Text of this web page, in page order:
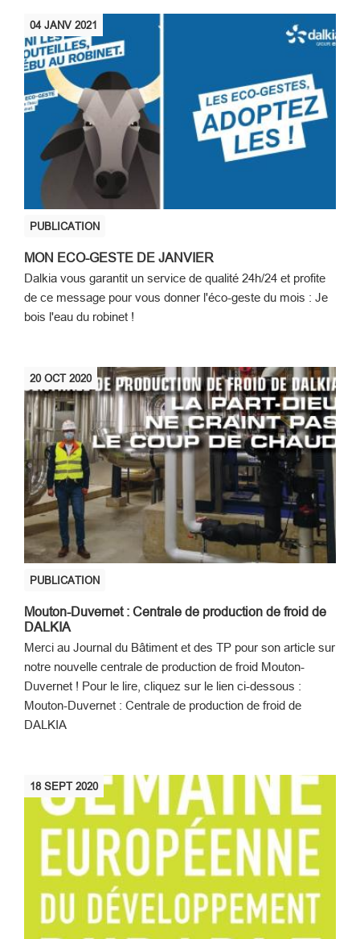
04JANV 2021
MON ECO-GESTE DE JANVIER
Dalkia vous garantit un service de qualité 24h/24 et profite
de ce message pour vous donner l'éco-geste du mois : Je
bois l'eau du robinet !
PUBLICATION
20OCT2020
Mouton-Duvernet : Centrale de production de froid de
DALKIA
Merci au Journal du Bâtiment et des TP pour son article sur
notre nouvelle centrale de production de froid Mouton-
Duvernet ! Pour le lire, cliquez sur le lien ci-dessous :
Mouton-Duvernet : Centrale de production de froid de
DALKIA
PUBLICATION
18SEPT2020